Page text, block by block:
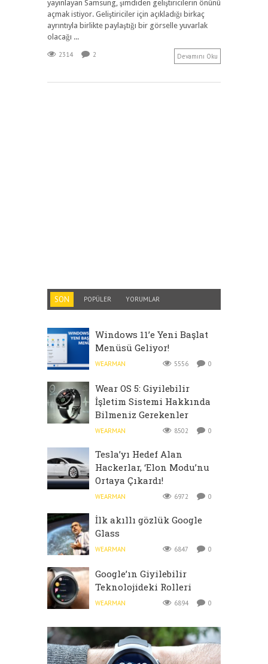
yayınlayan Samsung, şimdiden geliştiricilerin önünü
açmak istiyor. Geliştiriciler için açıkladığı birkaç
ayrıntıyla birlikte paylaştığı bir görselle yuvarlak
olacağı ...
2314 2 Devamını Oku
SON POPÜLER YORUMLAR
Windows 11’e Yeni Başlat
Menüsü Geliyor!
WEARMAN 5556 0
Wear OS 5: Giyilebilir
İşletim Sistemi Hakkında
Bilmeniz Gerekenler
WEARMAN 8502 0
Tesla’yı Hedef Alan
Hackerlar, ‘Elon Modu’nu
Ortaya Çıkardı!
WEARMAN 6972 0
İlk akıllı gözlük Google
Glass
WEARMAN 6847 0
Google’ın Giyilebilir
Teknolojideki Rolleri
WEARMAN 6894 0